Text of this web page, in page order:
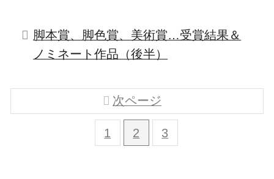
脚本賞、脚色賞、美術賞…受賞結果＆
ノミネート作品（後半）
1 2 3
次ページ